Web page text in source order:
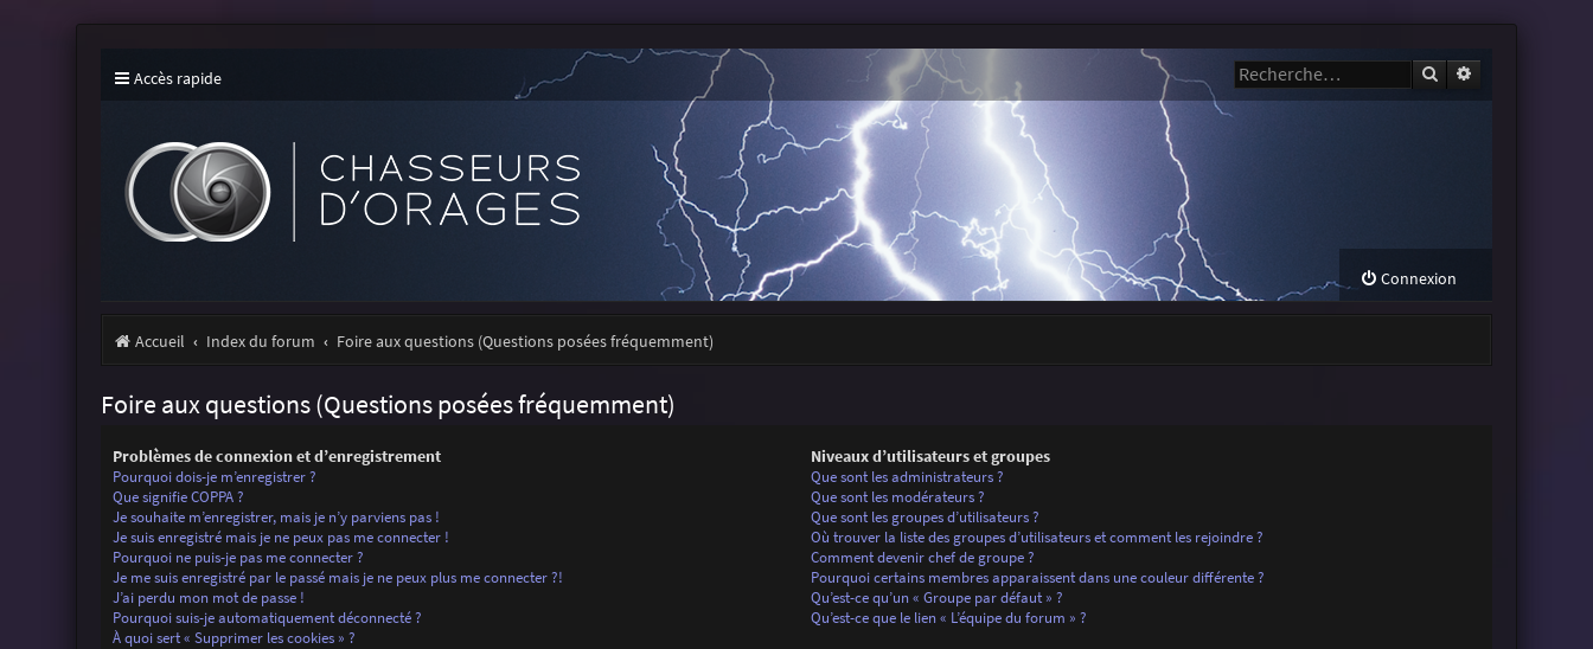
Accès rapide Rechercher
Connexion
Accueil Index du forum Foire aux questions (Questions posées fréquemment)
Foire aux questions (Questions posées fréquemment)
Problèmes de connexion et d’enregistrement
Pourquoi dois-je m’enregistrer ?
Que signifie COPPA ?
Je souhaite m’enregistrer, mais je n’y parviens pas !
Je suis enregistré mais je ne peux pas me connecter !
Pourquoi ne puis-je pas me connecter ?
Je me suis enregistré par le passé mais je ne peux plus me connecter ?!
J’ai perdu mon mot de passe !
Pourquoi suis-je automatiquement déconnecté ?
À quoi sert « Supprimer les cookies » ?
Niveaux d’utilisateurs et groupes
Que sont les administrateurs ?
Que sont les modérateurs ?
Que sont les groupes d’utilisateurs ?
Où trouver la liste des groupes d’utilisateurs et comment les rejoindre ?
Comment devenir chef de groupe ?
Pourquoi certains membres apparaissent dans une couleur différente ?
Qu’est-ce qu’un « Groupe par défaut » ?
Qu’est-ce que le lien « L’équipe du forum » ?